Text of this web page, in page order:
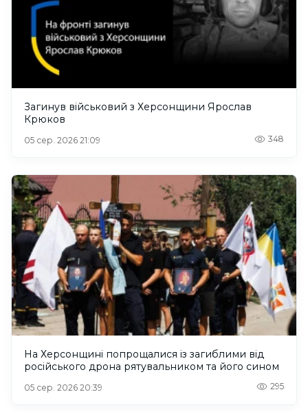
Загинув військовий з Херсонщини Ярослав
Крюков
05 сер. 2026 21:09 348
На Херсонщині попрощалися із загиблими від
російського дрона рятувальником та його сином
05 сер. 2026 20:39 295